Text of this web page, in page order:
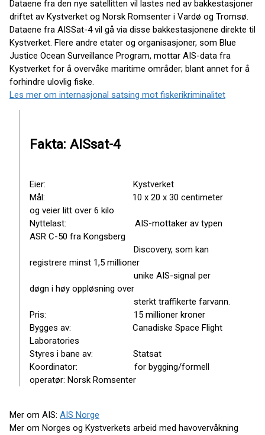
Dataene fra den nye satellitten vil lastes ned av bakkestasjoner
driftet av Kystverket og Norsk Romsenter i Vardø og Tromsø.
Dataene fra AISSat-4 vil gå via disse bakkestasjonene direkte til
Kystverket. Flere andre etater og organisasjoner, som Blue
Justice Ocean Surveillance Program, mottar AIS-data fra
Kystverket for å overvåke maritime områder; blant annet for å
forhindre ulovlig fiske.
Les mer om internasjonal satsing mot fiskerikriminalitet
Fakta: AISsat-4
Eier: Kystverket
Mål: 10 x 20 x 30 centimeter
og veier litt over 6 kilo
Nyttelast: AIS-mottaker av typen
ASR C-50 fra Kongsberg
Discovery, som kan
registrere minst 1,5 millioner
unike AIS-signal per
døgn i høy oppløsning over
sterkt traffikerte farvann.
Pris: 15 millioner kroner
Bygges av: Canadiske Space Flight
Laboratories
Styres i bane av: Statsat
Koordinator: for bygging/formell
operatør: Norsk Romsenter
Mer om AIS: AIS Norge
Mer om Norges og Kystverkets arbeid med havovervåkning